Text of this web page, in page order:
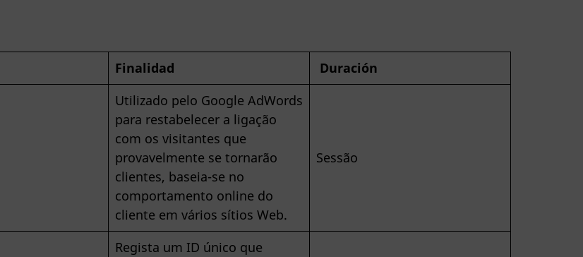
Finalidad Duración
Utilizado pelo Google AdWords
para restabelecer a ligação
com os visitantes que
provavelmente se tornarão
clientes, baseia-se no
comportamento online do
cliente em vários sítios Web.
Sessão
Regista um ID único que